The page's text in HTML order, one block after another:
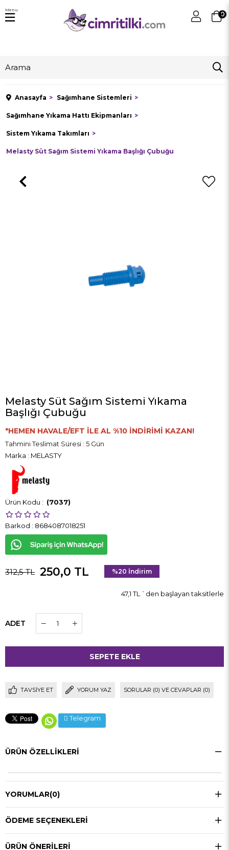
0
Menu
Anasayfa Sağımhane Sistemleri
Sağımhane Yıkama Hattı Ekipmanları
Sistem Yıkama Takımları
Melasty Süt Sağım Sistemi Yıkama Başlığı Çubuğu
Melasty Süt Sağım Sistemi Yıkama
Başlığı Çubuğu
*HEMEN HAVALE/EFT İLE AL %10 İNDİRİMİ KAZAN!
Tahmini Teslimat Süresi : 5 Gün
Marka : MELASTY
(7037)
Barkod : 8684087018251
312,5 TL 250,0 TL %20 İndirim
47,1 TL `den başlayan taksitlerle
ADET
TAVSIYE ET YORUM YAZ SORULAR (0) VE CEVAPLAR (0)
Telegram
ÜRÜN ÖZELLIKLERI
YORUMLAR(0)
ÖDEME SEÇENEKLERI
ÜRÜN ÖNERILERI